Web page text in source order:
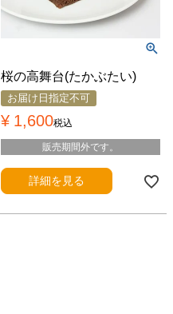
桜の高舞台(たかぶたい)
お届け日指定不可
¥ 1,600税込
販売期間外です。
詳細を見る